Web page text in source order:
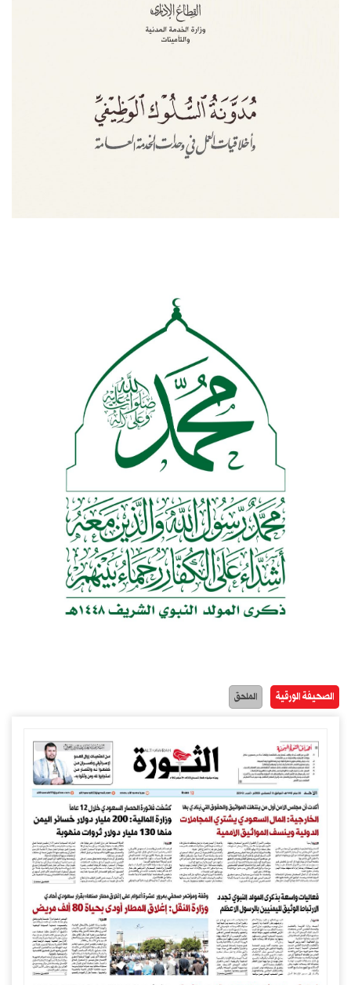
الصحيفة الورقية الملحق